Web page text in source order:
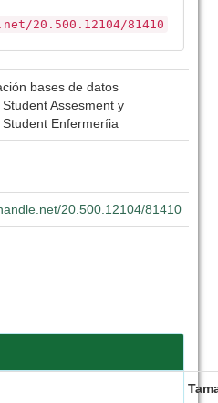
20.500.12104/81410
bases de datos
Assesment y
Student Enfermeríia
20.500.12104/81410